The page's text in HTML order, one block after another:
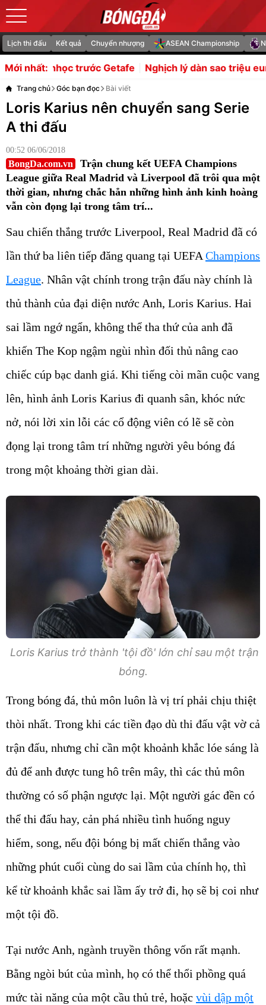
Lịch thi đấu Kết quả Chuyển nhượng ASEAN Championship
Mới nhất:
Getafe Nghịch lý dàn sao triệu euro của Indonesia bị
Trang chủ Góc bạn đọc Bài viết
Loris Karius nên chuyển sang Serie
A thi đấu
00:52 06/06/2018
BongDa.com.vn
Trận chung kết UEFA Champions
League giữa Real Madrid và Liverpool đã trôi qua một
thời gian, nhưng chắc hẳn những hình ảnh kinh hoàng
vẫn còn đọng lại trong tâm trí...
Sau chiến thắng trước Liverpool, Real Madrid đã có
lần thứ ba liên tiếp đăng quang tại UEFA Champions
League. Nhân vật chính trong trận đấu này chính là
thủ thành của đại diện nước Anh, Loris Karius. Hai
sai lầm ngớ ngẩn, không thể tha thứ của anh đã
khiến The Kop ngậm ngùi nhìn đối thủ nâng cao
chiếc cúp bạc danh giá. Khi tiếng còi mãn cuộc vang
lên, hình ảnh Loris Karius đi quanh sân, khóc nức
nở, nói lời xin lỗi các cổ động viên có lẽ sẽ còn
đọng lại trong tâm trí những người yêu bóng đá
trong một khoảng thời gian dài.
Loris Karius trở thành 'tội đồ' lớn chỉ sau một trận
bóng.
Trong bóng đá, thủ môn luôn là vị trí phải chịu thiệt
thòi nhất. Trong khi các tiền đạo dù thi đấu vật vờ cả
trận đấu, nhưng chỉ cần một khoảnh khắc lóe sáng là
đủ để anh được tung hô trên mây, thì các thủ môn
thường có số phận ngược lại. Một người gác đền có
thể thi đấu hay, cản phá nhiều tình huống nguy
hiểm, song, nếu đội bóng bị mất chiến thắng vào
những phút cuối cùng do sai lầm của chính họ, thì
kể từ khoảnh khắc sai lầm ấy trở đi, họ sẽ bị coi như
một tội đồ.
Tại nước Anh, ngành truyền thông vốn rất mạnh.
Bằng ngòi bút của mình, họ có thể thổi phồng quá
mức tài năng của một cầu thủ trẻ, hoặc vùi dập một